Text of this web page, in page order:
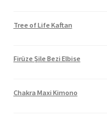
Tree of Life Kaftan
Firüze Şile Bezi Elbise
Chakra Maxi Kimono